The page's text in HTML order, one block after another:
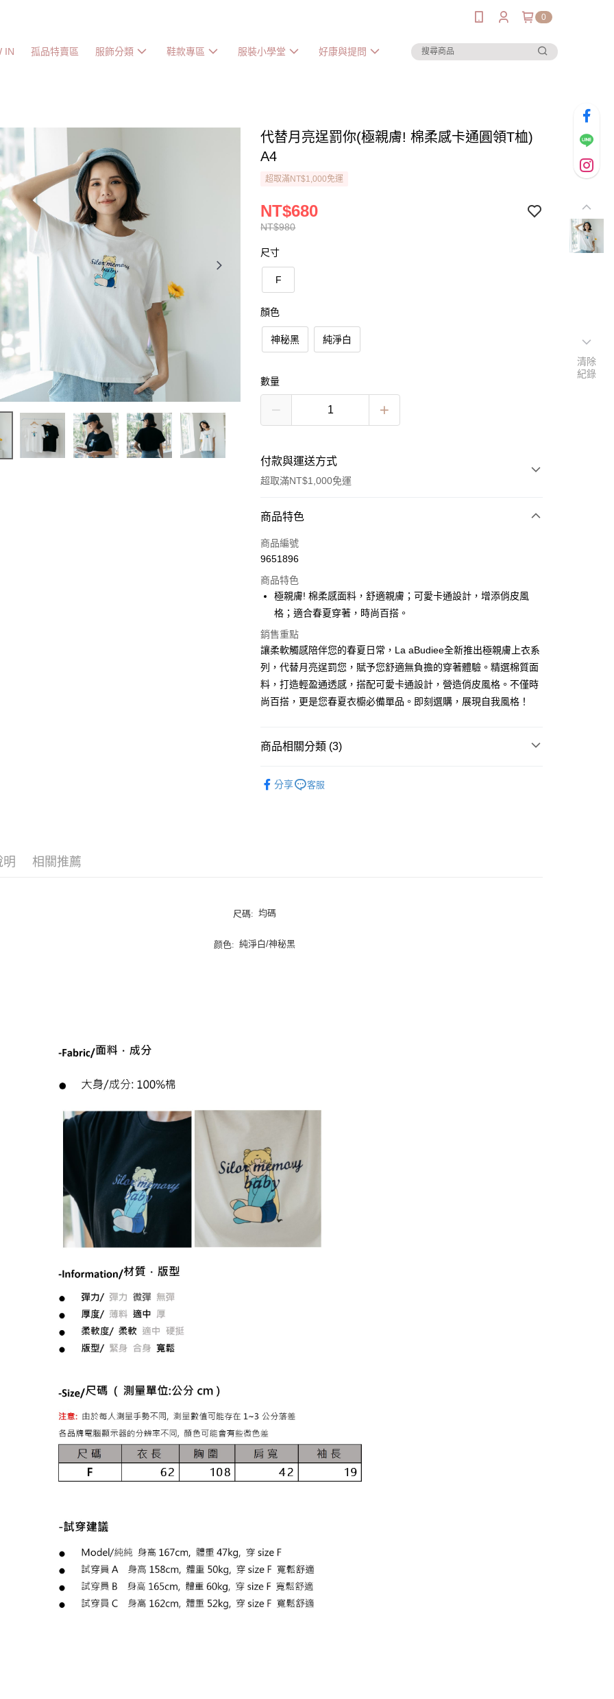
0
IN 孤品特賣區 服飾分類 鞋款專區 服裝小學堂 好康與提問
代替月亮逞罰你(極親膚! 棉柔感卡通圓領T桖)
A4
超取滿NT$1,000免運
NT$980
NT$680
尺寸
F
顏色
神秘黑 純淨白
數量
付款與運送方式
超取滿NT$1,000免運
付款方式
信用卡一次付款
街口支付
悠遊付
ATM付款
貨到付款
付款後7-11純取貨
商品特色
商品編號
9651896
商品特色
極親膚! 棉柔感面料，舒適親膚；可愛卡通設計，增添俏皮風
格；適合春夏穿著，時尚百搭。
銷售重點
讓柔軟觸感陪伴您的春夏日常，La aBudiee全新推出極親膚上衣系
列，代替月亮逞罰您，賦予您舒適無負擔的穿著體驗。精選棉質面
料，打造輕盈通透感，搭配可愛卡通設計，營造俏皮風格。不僅時
尚百搭，更是您春夏衣櫥必備單品。即刻選購，展現自我風格！
商品相關分類 (3)
分享 客服
明 相關推薦
尺碼: 均碼
颜色: 純淨白/神秘黑
清除
紀錄